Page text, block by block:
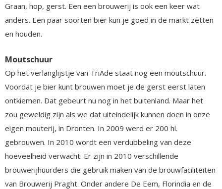
Graan, hop, gerst. Een een brouwerij is ook een keer wat
anders. Een paar soorten bier kun je goed in de markt zetten
en houden.
Moutschuur
Op het verlanglijstje van TriAde staat nog een moutschuur.
Voordat je bier kunt brouwen moet je de gerst eerst laten
ontkiemen. Dat gebeurt nu nog in het buitenland. Maar het
zou geweldig zijn als we dat uiteindelijk kunnen doen in onze
eigen mouterij, in Dronten. In 2009 werd er 200 hl.
gebrouwen. In 2010 wordt een verdubbeling van deze
hoeveelheid verwacht. Er zijn in 2010 verschillende
brouwerijhuurders die gebruik maken van de brouwfaciliteiten
van Brouwerij Praght. Onder andere De Eem, Florindia en de